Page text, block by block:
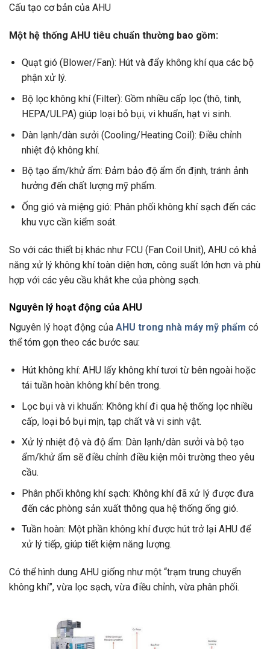
Cấu tạo cơ bản của AHU
Một hệ thống AHU tiêu chuẩn thường bao gồm:
Quạt gió (Blower/Fan): Hút và đẩy không khí qua các bộ
phận xử lý.
Bộ lọc không khí (Filter): Gồm nhiều cấp lọc (thô, tinh,
HEPA/ULPA) giúp loại bỏ bụi, vi khuẩn, hạt vi sinh.
Dàn lạnh/dàn sưởi (Cooling/Heating Coil): Điều chỉnh
nhiệt độ không khí.
Bộ tạo ẩm/khử ẩm: Đảm bảo độ ẩm ổn định, tránh ảnh
hưởng đến chất lượng mỹ phẩm.
Ống gió và miệng gió: Phân phối không khí sạch đến các
khu vực cần kiểm soát.
So với các thiết bị khác như FCU (Fan Coil Unit), AHU có khả
năng xử lý không khí toàn diện hơn, công suất lớn hơn và phù
hợp với các yêu cầu khắt khe của phòng sạch.
Nguyên lý hoạt động của AHU
Nguyên lý hoạt động của AHU trong nhà máy mỹ phẩm có
thể tóm gọn theo các bước sau:
Hút không khí: AHU lấy không khí tươi từ bên ngoài hoặc
tái tuần hoàn không khí bên trong.
Lọc bụi và vi khuẩn: Không khí đi qua hệ thống lọc nhiều
cấp, loại bỏ bụi mịn, tạp chất và vi sinh vật.
Xử lý nhiệt độ và độ ẩm: Dàn lạnh/dàn sưởi và bộ tạo
ẩm/khử ẩm sẽ điều chỉnh điều kiện môi trường theo yêu
cầu.
Phân phối không khí sạch: Không khí đã xử lý được đưa
đến các phòng sản xuất thông qua hệ thống ống gió.
Tuần hoàn: Một phần không khí được hút trở lại AHU để
xử lý tiếp, giúp tiết kiệm năng lượng.
Có thể hình dung AHU giống như một “trạm trung chuyển
không khí”, vừa lọc sạch, vừa điều chỉnh, vừa phân phối.